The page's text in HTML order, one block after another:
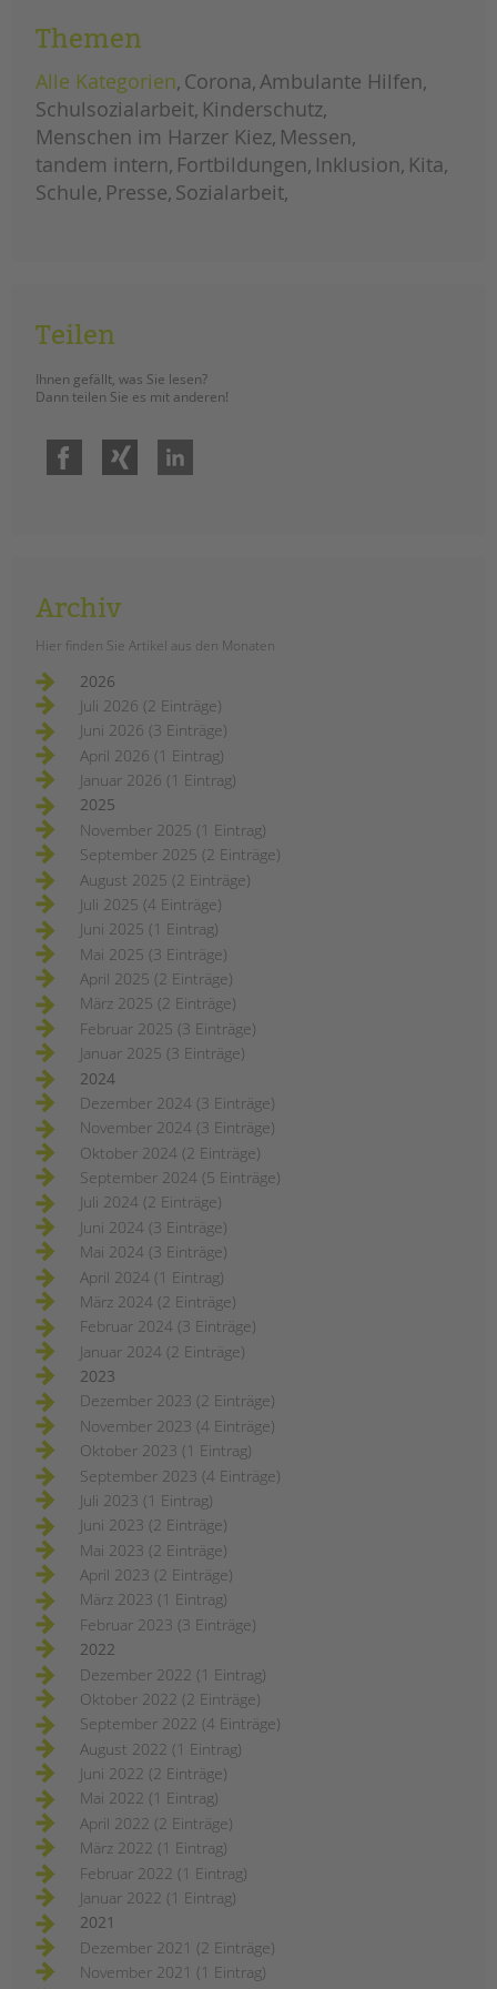
Themen
Alle Kategorien Corona Ambulante Hilfen
Schulsozialarbeit Kinderschutz
Menschen im Harzer Kiez Messen
tandem intern Fortbildungen Inklusion Kita
Schule Presse Sozialarbeit
Teilen
Ihnen gefällt, was Sie lesen?
Dann teilen Sie es mit anderen!
Facebook
Archiv
Hier finden Sie Artikel aus den Monaten
2026
Juli 2026 (2 Einträge)
Juni 2026 (3 Einträge)
April 2026 (1 Eintrag)
Januar 2026 (1 Eintrag)
2025
November 2025 (1 Eintrag)
September 2025 (2 Einträge)
August 2025 (2 Einträge)
Juli 2025 (4 Einträge)
Juni 2025 (1 Eintrag)
Mai 2025 (3 Einträge)
April 2025 (2 Einträge)
März 2025 (2 Einträge)
Februar 2025 (3 Einträge)
Januar 2025 (3 Einträge)
2024
Dezember 2024 (3 Einträge)
November 2024 (3 Einträge)
Oktober 2024 (2 Einträge)
September 2024 (5 Einträge)
Juli 2024 (2 Einträge)
Juni 2024 (3 Einträge)
Mai 2024 (3 Einträge)
April 2024 (1 Eintrag)
März 2024 (2 Einträge)
Februar 2024 (3 Einträge)
Januar 2024 (2 Einträge)
2023
Dezember 2023 (2 Einträge)
November 2023 (4 Einträge)
Oktober 2023 (1 Eintrag)
September 2023 (4 Einträge)
Juli 2023 (1 Eintrag)
Juni 2023 (2 Einträge)
Mai 2023 (2 Einträge)
April 2023 (2 Einträge)
März 2023 (1 Eintrag)
Februar 2023 (3 Einträge)
2022
Dezember 2022 (1 Eintrag)
Oktober 2022 (2 Einträge)
September 2022 (4 Einträge)
August 2022 (1 Eintrag)
Juni 2022 (2 Einträge)
Mai 2022 (1 Eintrag)
April 2022 (2 Einträge)
März 2022 (1 Eintrag)
Februar 2022 (1 Eintrag)
Januar 2022 (1 Eintrag)
2021
Dezember 2021 (2 Einträge)
November 2021 (1 Eintrag)